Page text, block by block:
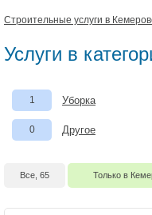
Строительные услуги в
Услуги в
1 Уборка
0 Другое
Все, 65 Только в